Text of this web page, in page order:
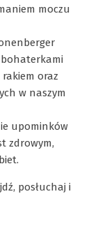
moczu
oraz
w naszym
upominków
zdrowym,
posłuchaj i